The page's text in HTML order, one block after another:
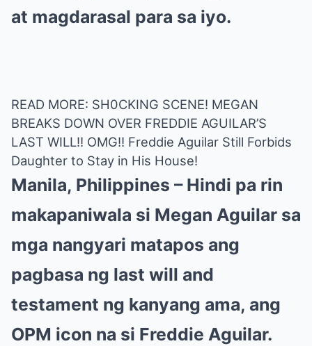
at magdarasal para sa iyo.
READ MORE: SH0CKING SCENE! MEGAN
BREAKS DOWN OVER FREDDIE AGUILAR’S
LAST WILL!! OMG!! Freddie Aguilar Still Forbids
Daughter to Stay in His House!
Manila, Philippines – Hindi pa rin
makapaniwala si Megan Aguilar sa
mga nangyari matapos ang
pagbasa ng last will and
testament ng kanyang ama, ang
OPM icon na si Freddie Aguilar.